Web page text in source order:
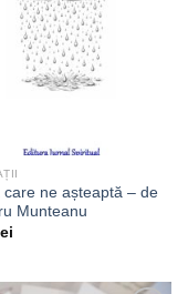
care ne așteaptă – de
Munteanu